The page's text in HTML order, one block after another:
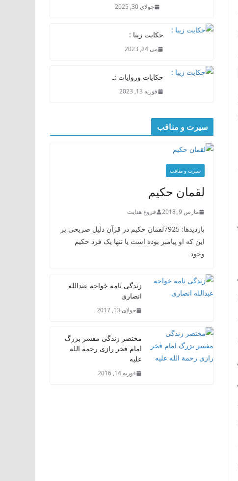
جولای 30, 2025
حکایت زیبا :
می 24, 2023
حکایات وروایات :ـ
فوریه 13, 2023
سیرت و مناقب
سیرت و منافب
لقمان حکیم
مارس 9, 2018 فروغ هدایت
بازدیدها: 7925لقمان حکیم در قرآن دلیل صریحی بر
این که او پیامبر بوده است یا تنها یک فرد حکیم
وجود
زندگی نامه خواجه عبدالله
انصاری
جولای 13, 2017
مختصر زندگی مفسر بزرگ
امام فخر رازی رحمة الله
علیه
فوریه 14, 2016